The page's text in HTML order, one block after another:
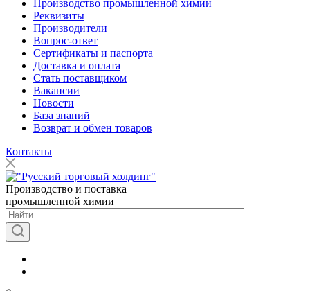
Производство промышленной химии
Реквизиты
Производители
Вопрос-ответ
Сертификаты и паспорта
Доставка и оплата
Стать поставщиком
Вакансии
Новости
База знаний
Возврат и обмен товаров
Контакты
Производство и поставка
промышленной химии